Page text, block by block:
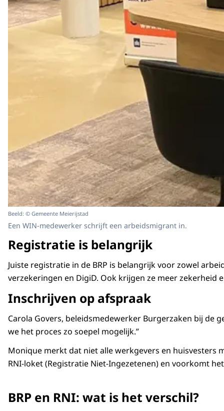
Beeld: © Gemeente Meierijstad
Een WIN-medewerker schrijft een arbeidsmigrant in.
Registratie is belangrijk
Juiste registratie in de BRP is belangrijk voor zowel
verzekeringen en DigiD. Ook krijgen ze meer zekerheid
Inschrijven op afspraak
Carola Govers, beleidsmedewerker Burgerzaken bij de
we het proces zo soepel mogelijk.”
Monique merkt dat niet alle werkgevers en huisvesters
RNI-loket (Registratie Niet-Ingezetenen) en voorkomt
BRP en RNI: wat is het verschil?